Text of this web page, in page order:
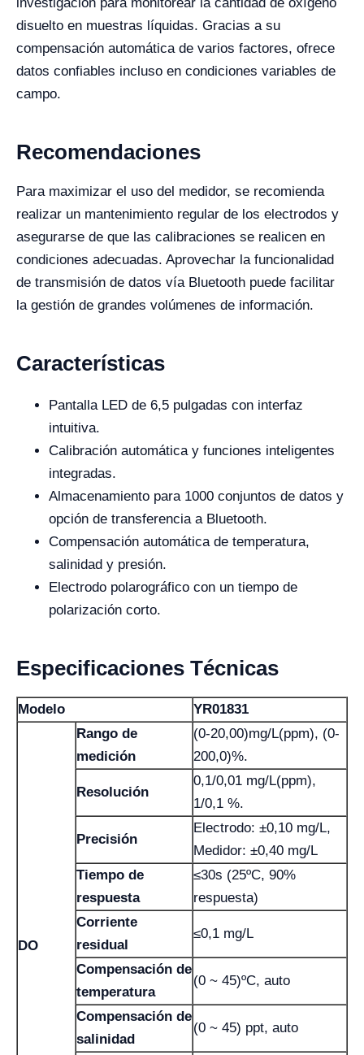
disuelto en muestras líquidas. Gracias a su
compensación automática de varios factores, ofrece
datos confiables incluso en condiciones variables de
campo.
Recomendaciones
Para maximizar el uso del medidor, se recomienda
realizar un mantenimiento regular de los electrodos y
asegurarse de que las calibraciones se realicen en
condiciones adecuadas. Aprovechar la funcionalidad
de transmisión de datos vía Bluetooth puede facilitar
la gestión de grandes volúmenes de información.
Características
Pantalla LED de 6,5 pulgadas con interfaz
intuitiva.
Calibración automática y funciones inteligentes
integradas.
Almacenamiento para 1000 conjuntos de datos y
opción de transferencia a Bluetooth.
Compensación automática de temperatura,
salinidad y presión.
Electrodo polarográfico con un tiempo de
polarización corto.
Especificaciones Técnicas
Modelo YR01831
DO
Rango de
medición
(0-20,00)mg/L(ppm), (0-
200,0)%.
Resolución
0,1/0,01 mg/L(ppm),
1/0,1 %.
Precisión
Electrodo: ±0,10 mg/L,
Medidor: ±0,40 mg/L
Tiempo de
respuesta
≤30s (25ºC, 90%
respuesta)
Corriente
residual
≤0,1 mg/L
Compensación de
temperatura
(0 ~ 45)ºC, auto
Compensación de
salinidad
(0 ~ 45) ppt, auto